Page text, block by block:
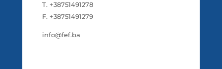
T. +38751491278
F. +38751491279
info@fef.ba